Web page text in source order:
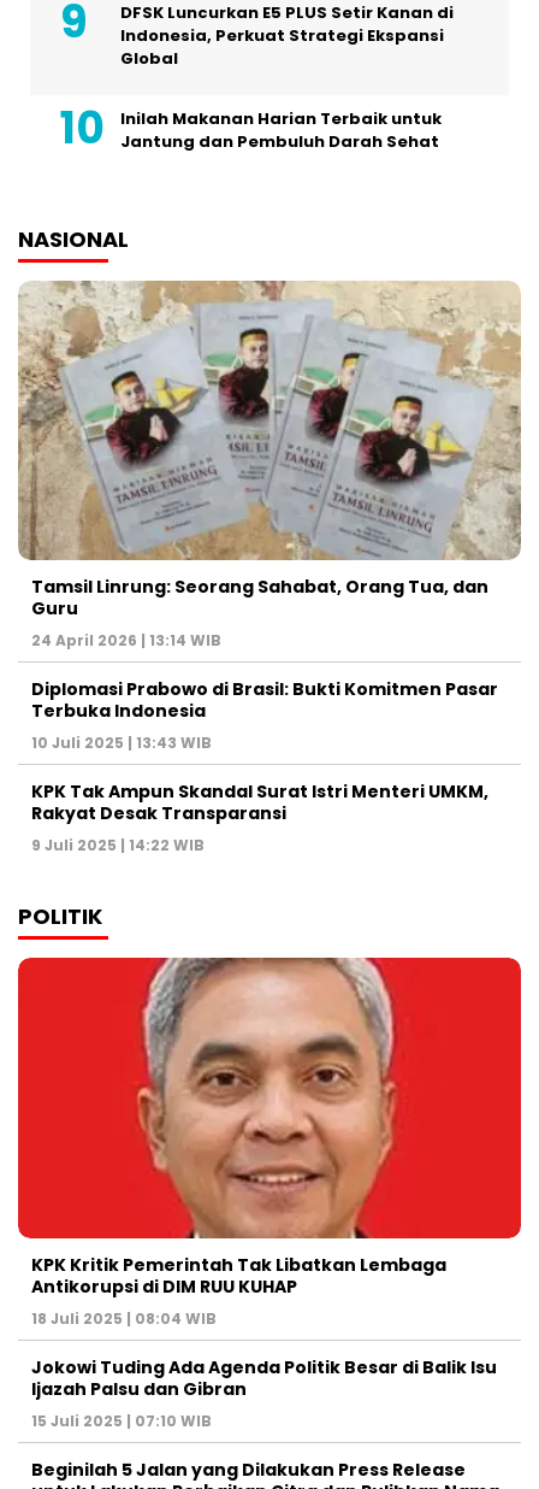
DFSK Luncurkan E5 PLUS Setir Kanan di
Indonesia, Perkuat Strategi Ekspansi
Global
Inilah Makanan Harian Terbaik untuk
Jantung dan Pembuluh Darah Sehat
NASIONAL
Tamsil Linrung: Seorang Sahabat, Orang Tua, dan
Guru
24 April 2026 | 13:14 WIB
Diplomasi Prabowo di Brasil: Bukti Komitmen Pasar
Terbuka Indonesia
10 Juli 2025 | 13:43 WIB
KPK Tak Ampun Skandal Surat Istri Menteri UMKM,
Rakyat Desak Transparansi
9 Juli 2025 | 14:22 WIB
POLITIK
KPK Kritik Pemerintah Tak Libatkan Lembaga
Antikorupsi di DIM RUU KUHAP
18 Juli 2025 | 08:04 WIB
Jokowi Tuding Ada Agenda Politik Besar di Balik Isu
Ijazah Palsu dan Gibran
15 Juli 2025 | 07:10 WIB
Beginilah 5 Jalan yang Dilakukan Press Release